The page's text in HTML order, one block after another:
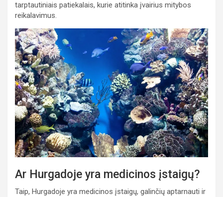
tarptautiniais patiekalais, kurie atitinka įvairius mitybos
reikalavimus.
Ar Hurgadoje yra medicinos įstaigų?
Taip, Hurgadoje yra medicinos įstaigų, galinčių aptarnauti ir